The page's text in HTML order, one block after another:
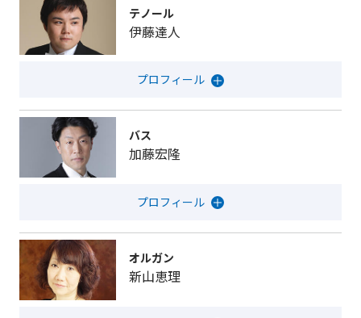
テノール
伊藤達人
バス
加藤宏隆
オルガン
新山恵理